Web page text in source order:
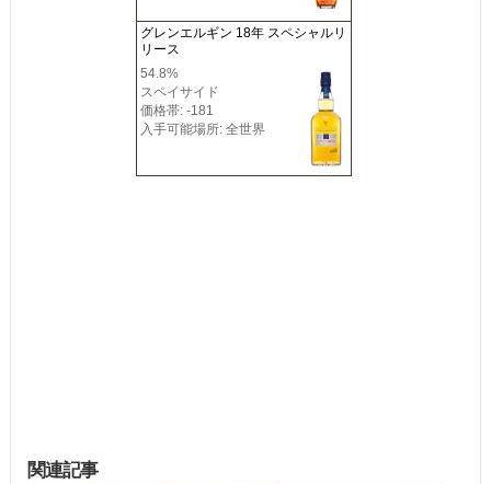
グレンエルギン 18年 スペシャルリ
リース
54.8%
スペイサイド
価格帯: -181
入手可能場所: 全世界
関連記事